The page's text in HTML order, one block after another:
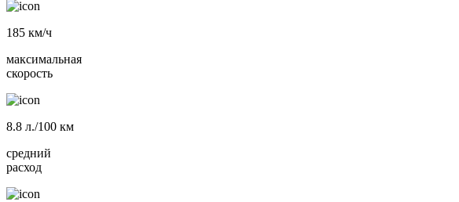
185 км/ч
максимальная
скорость
8.8 л./100 км
средний
расход